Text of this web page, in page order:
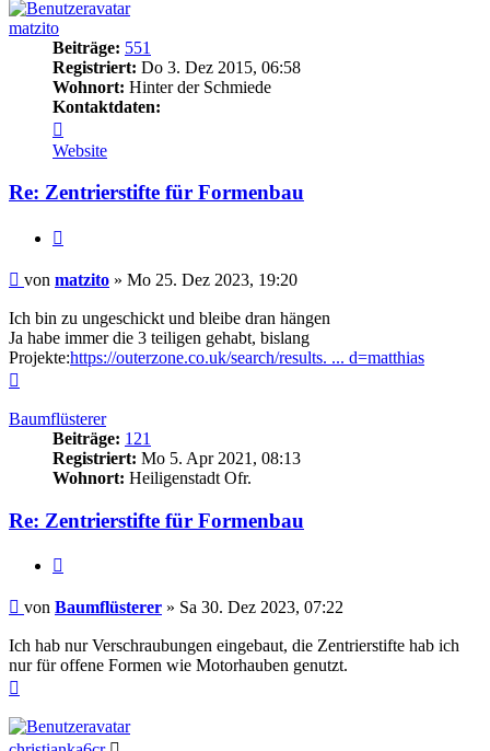
matzito
Beiträge: 551
Registriert: Do 3. Dez 2015, 06:58
Wohnort: Hinter der Schmiede
Kontaktdaten:
von
matzito
Website
Re: Zentrierstifte für Formenbau
Beitrag
von matzito » Mo 25. Dez 2023, 19:20
Ich bin zu ungeschickt und bleibe dran hängen
Ja habe immer die 3 teiligen gehabt, bislang
Projekte:https://outerzone.co.uk/search/results. ... d=matthias
Baumflüsterer
Beiträge: 121
Registriert: Mo 5. Apr 2021, 08:13
Wohnort: Heiligenstadt Ofr.
Re: Zentrierstifte für Formenbau
Beitrag
von Baumflüsterer » Sa 30. Dez 2023, 07:22
Ich hab nur Verschraubungen eingebaut, die Zentrierstifte hab ich
nur für offene Formen wie Motorhauben genutzt.